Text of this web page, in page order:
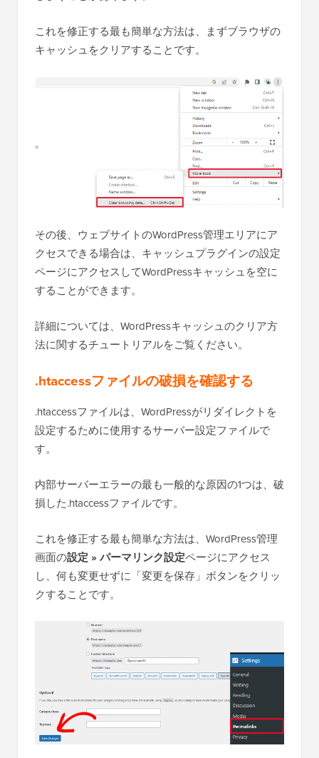
これを修正する最も簡単な方法は、まずブラウザの
キャッシュをクリアすることです。
その後、ウェブサイトのWordPress管理エリアにア
クセスできる場合は、キャッシュプラグインの設定
ページにアクセスしてWordPressキャッシュを空に
することができます。
詳細については、WordPressキャッシュのクリア方
法に関するチュートリアルをご覧ください。
.htaccessファイルの破損を確認する
.htaccessファイルは、WordPressがリダイレクトを
設定するために使用するサーバー設定ファイルで
す。
内部サーバーエラーの最も一般的な原因の1つは、破
損した.htaccessファイルです。
これを修正する最も簡単な方法は、WordPress管理
画面の設定 » パーマリンク設定ページにアクセス
し、何も変更せずに「変更を保存」ボタンをクリッ
クすることです。